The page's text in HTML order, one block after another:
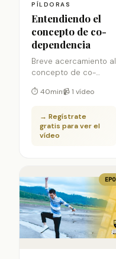
PÍLDORAS
Entendiendo el
concepto de co-
dependencia
Breve acercamiento al
concepto de co-
realizado por Gabriela
interesantes para su
trabajo en
psicoterapia
⏱ 40min📹 1 vídeo
→ Regístrate
gratis para ver el
vídeo
EPO